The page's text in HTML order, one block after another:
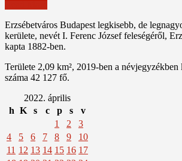
Erzsébetváros Budapest legkisebb, de
kerülete, nevét I. Ferenc József feleségéről,
kapta 1882-ben.
Területe 2,09 km², 2019-ben a
száma 42 127 fő.
2022. április
h K s c p s
v
1
2
3
4
5 6 7 8 9
10
11 12 13 14 15 16 17